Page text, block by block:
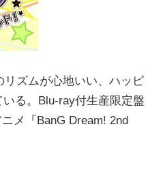
ズムが心地いい、ハッピ
る。Blu-ray付生産限定盤
メ『BanG Dream! 2nd